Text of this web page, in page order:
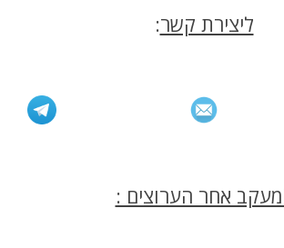
ליצירת קשר:
אחר הערוצים :